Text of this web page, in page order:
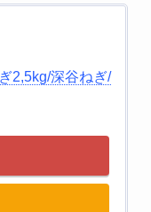
2,5kg/深谷ねぎ/